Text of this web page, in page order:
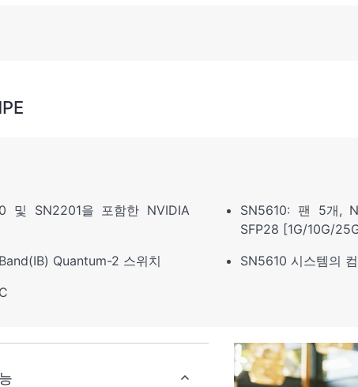
및 SN2201을 포함한 NVIDIA
Quantum-2 스위치
SN5610: 팬 5개,
SFP28 [1G/10G/
SN5610 시스템의